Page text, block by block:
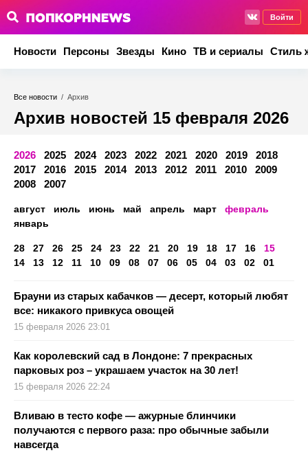
Войти
Новости Персоны Звезды Кино ТВ и сериалы Стиль
Все новости / Архив
Архив новостей 15 февраля 2026
2026 2025 2024 2023 2022 2021 2020 2019
2018
2017
2016 2015 2014 2013 2012 2011 2010
2009
2008
2007
август июль июнь май апрель март
февраль
январь
28 27 26 25 24 23 22 21 20 19 18 17 16
15
14
13 12 11 10 09 08 07 06 05 04 03 02 01
Брауни из старых кабачков — десерт, который любят
все: никакого привкуса овощей
15 февраля 2026 23:01
Как королевский сад в Лондоне: 7 прекрасных
парковых роз – украшаем участок на 30 лет!
15 февраля 2026 22:24
Вливаю в тесто кофе — ажурные блинчики
получаются с первого раза: про обычные забыли
навсегда